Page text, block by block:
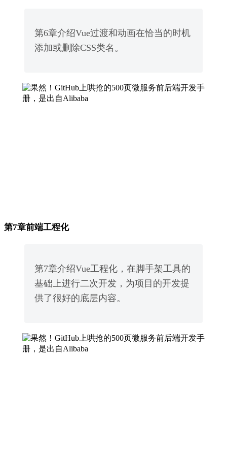
第6章介绍Vue过渡和动画在恰当的时机
添加或删除CSS类名。
第7章前端工程化
第7章介绍Vue工程化，在脚手架工具的
基础上进行二次开发，为项目的开发提
供了很好的底层内容。